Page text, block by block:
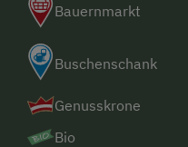
Bauernmarkt
Buschenschank
Genusskrone
Bio